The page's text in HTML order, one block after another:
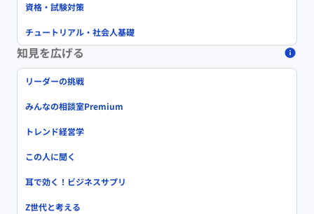
資格・試験対策
チュートリアル・社会人基礎
知見を広げる
リーダーの挑戦
みんなの相談室Premium
トレンド経営学
この人に聞く
耳で効く！ビジネスサプリ
Z世代と考える